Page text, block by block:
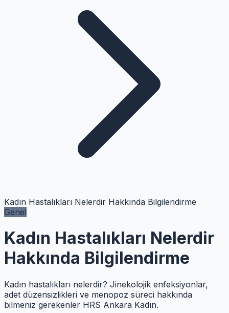
Kadın Hastalıkları Nelerdir Hakkında Bilgilendirme
Genel
Kadın Hastalıkları Nelerdir
Hakkında Bilgilendirme
Kadın hastalıkları nelerdir? Jinekolojik enfeksiyonlar,
adet düzensizlikleri ve menopoz süreci hakkında
bilmeniz gerekenler HRS Ankara Kadın.